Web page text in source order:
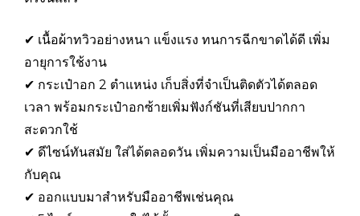
✔ เนื้อผ้าทวิวอย่างหนา แข็งแรง ทนการฉีกขาดได้ดี เพิ่ม
อายุการใช้งาน
✔ กระเป๋าอก 2 ตำแหน่ง เก็บสิ่งที่จำเป็นติดตัวได้ตลอด
เวลา พร้อมกระเป๋าอกซ้ายเพิ่มฟังก์ชันที่เสียบปากกา
สะดวกใช้
✔ ดีไซน์ทันสมัย ใส่ได้ตลอดวัน เพิ่มความเป็นมืออาชีพให้
กับคุณ
✔ ออกแบบมาสำหรับมืออาชีพเช่นคุณ